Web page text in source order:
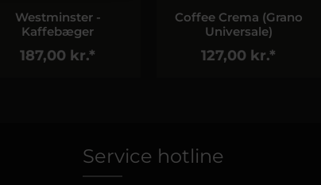
Coffee Crema (Grano
Universale)
127,00 kr.*
Espresso
135,00 kr.*
Service hotline